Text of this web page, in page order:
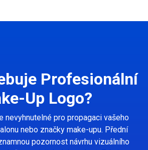
Profesionální
Up Logo?
nevyhnutelné pro propagaci vašeho
nebo značky make-upu. Přední
pozornost návrhu vizuálního